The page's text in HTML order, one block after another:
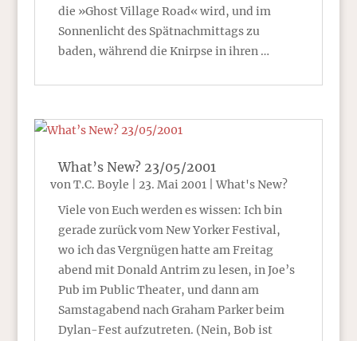
die »Ghost Village Road« wird, und im
Sonnenlicht des Spätnachmittags zu
baden, während die Knirpse in ihren …
What’s New? 23/05/2001
vonT.C. Boyle 23. Mai 2001|What's New?
Viele von Euch werden es wissen: Ich bin
gerade zurück vom New Yorker Festival,
wo ich das Vergnügen hatte am Freitag
abend mit Donald Antrim zu lesen, in Joe’s
Pub im Public Theater, und dann am
Samstagabend nach Graham Parker beim
Dylan-Fest aufzutreten. (Nein, Bob ist